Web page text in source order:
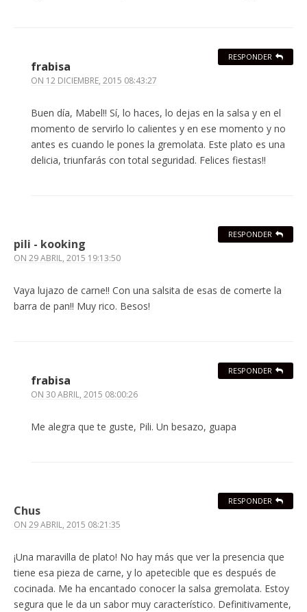
frabisa
ON 12 DICIEMBRE, 2015 08:43:27
Buen día, Mabel!! Sí, lo haces, lo dejas en la salsa y en el
momento de servirlo lo calientes y en ese momento y no
antes es cuando le pones la gremolata. Este plato es una
delicia, triunfarás con total seguridad. Felices fiestas!!
RESPONDER
pili - kooking
ON 29 ABRIL, 2015 19:13:50
Vaya lujazo de carne!! Con una salsita de esas de comerte la
barra de pan!! Muy rico. Besos!
RESPONDER
frabisa
ON 30 ABRIL, 2015 08:00:26
Me alegra que te guste, Pili. Un besazo, guapa
RESPONDER
Chus
ON 29 ABRIL, 2015 08:21:35
¡Una maravilla de plato! No hay más que ver la presencia que
tiene esa pieza de carne, y lo apetecible que es después de
cocinada. Me ha encantado conocer la salsa gremolata. Estoy
segura que le da un sabor muy característico. Definitivamente,
RESPONDER